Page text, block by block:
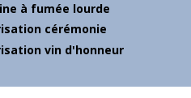
à fumée lourde
cérémonie
vin d'honneur